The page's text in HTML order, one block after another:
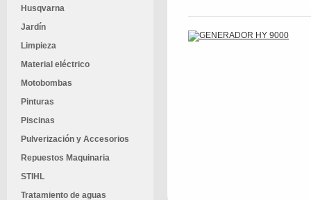
Husqvarna
Jardín
Limpieza
Material eléctrico
Motobombas
Pinturas
Piscinas
Pulverización y Accesorios
Repuestos Maquinaria
STIHL
Tratamiento de aguas